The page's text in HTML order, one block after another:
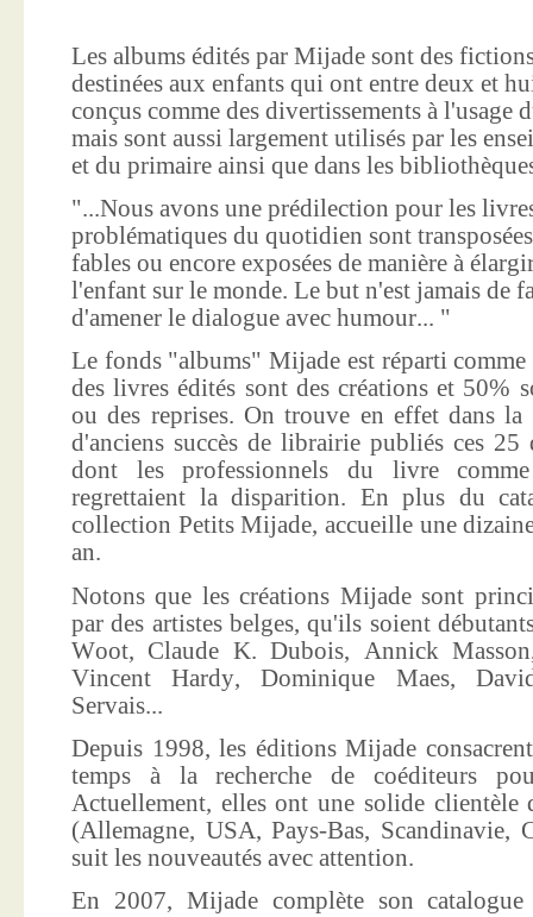
Les albums édités par Mijade sont des
destinées aux enfants qui ont entre deux et
conçus comme des divertissements à
mais sont aussi largement utilisés par les
et du primaire ainsi que dans les
"...Nous avons une prédilection pour les
problématiques du quotidien sont
fables ou encore exposées de manière à
l'enfant sur le monde. Le but n'est jamais de
d'amener le dialogue avec humour... "
Le fonds "albums" Mijade est réparti
des livres édités sont des créations et 50%
ou des reprises. On trouve en effet dans
d'anciens succès de librairie publiés ces 25
dont les professionnels du livre
regrettaient la disparition. En plus du
collection Petits Mijade, accueille une
an.
Notons que les créations Mijade sont
par des artistes belges, qu'ils soient
Woot, Claude K. Dubois, Annick
Vincent Hardy, Dominique Maes,
Servais...
Depuis 1998, les éditions Mijade
temps à la recherche de coéditeurs
Actuellement, elles ont une solide clientèle
(Allemagne, USA, Pays-Bas, Scandinavie,
suit les nouveautés avec attention.
En 2007, Mijade complète son